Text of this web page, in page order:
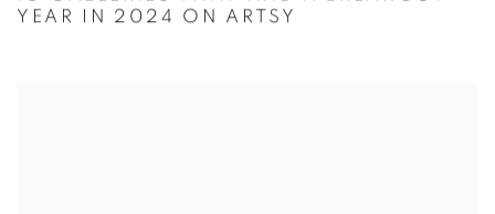
YEAR IN 2024 ON ARTSY